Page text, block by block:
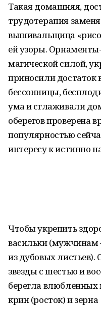
Такая домашняя,
трудотерапия
вышивальщица
ей узоры.
магической силой,
приносили достаток
бессонницы,
ума и сглаживали
оберегов проверена
популярностью
интересу к истинно
Чтобы укрепить
васильки (мужчинам
из дубовых листьев).
звезды с шестью и
берегла влюбленных
крин (росток) и зерна